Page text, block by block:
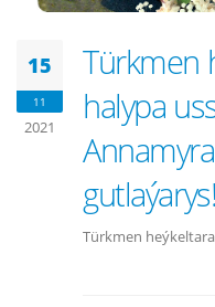
15
11
2021
Türkmen
halypa
gutlaýarys!
Türkmen